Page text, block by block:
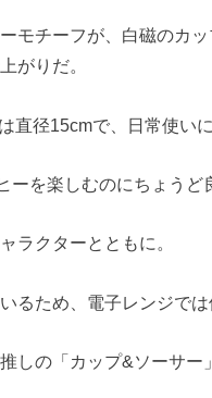
モチーフが、白磁のカ
がりだ。
直径15cmで、日常使い
を楽しむのにちょうど
ラクターとともに。
るため、電子レンジでは
しの「カップ&ソーサー